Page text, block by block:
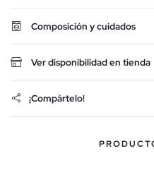
Composición y cuidados
Ver disponibilidad en tienda
¡Compártelo!